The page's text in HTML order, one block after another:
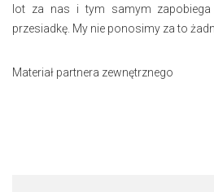
lot za nas i tym samym
przesiadkę. My nie ponosimy za to
Materiał partnera zewnętrznego